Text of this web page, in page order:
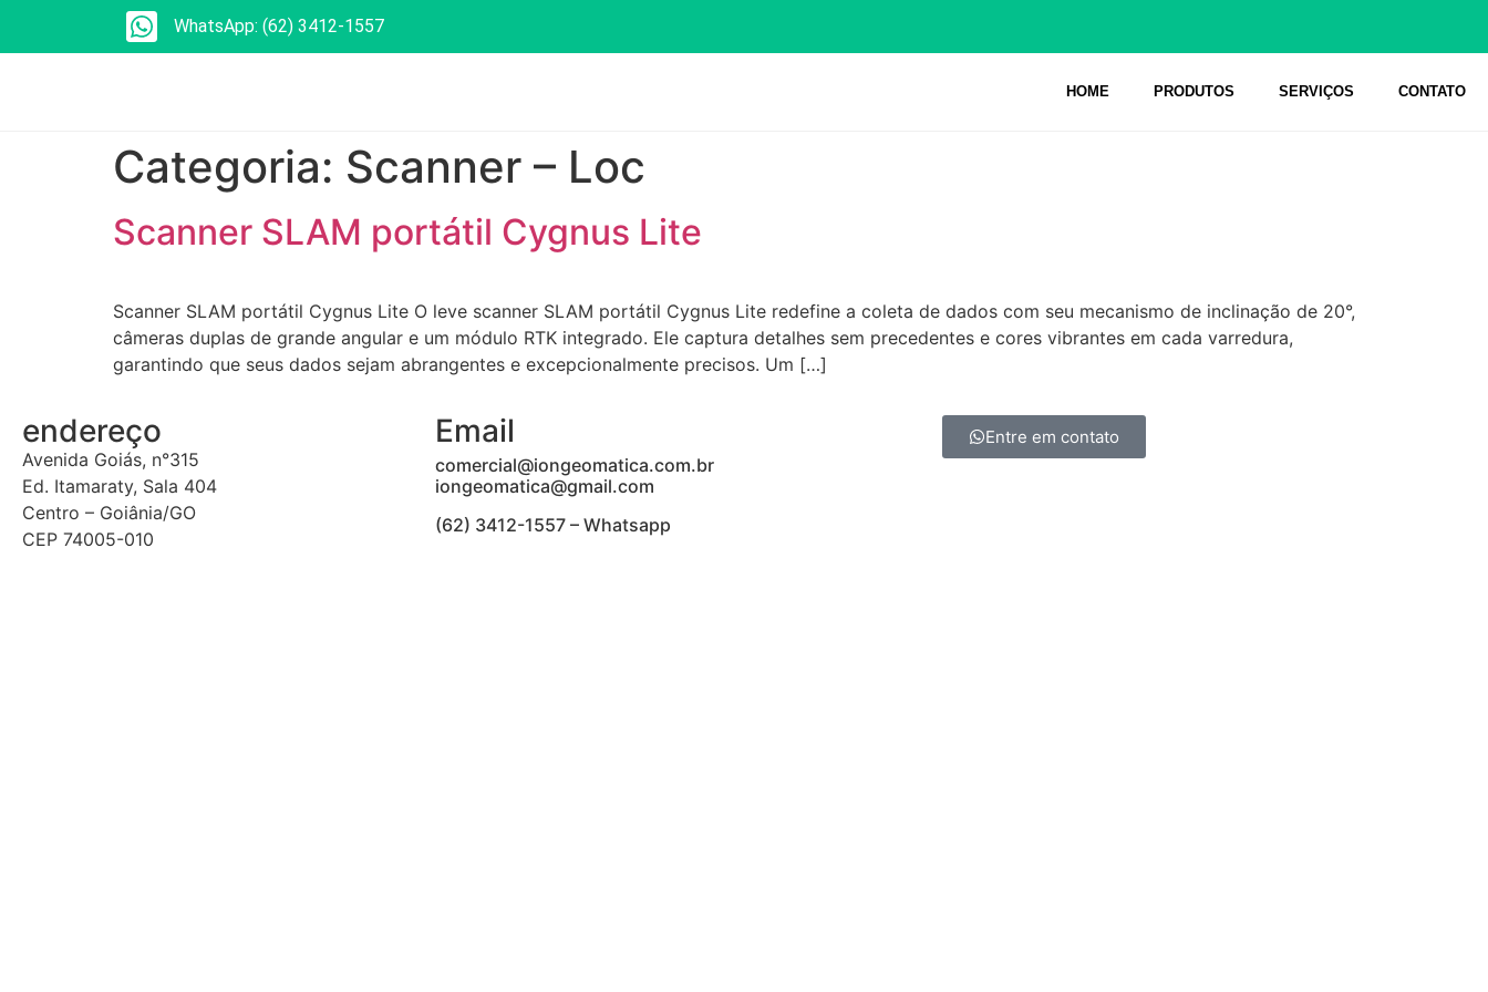
WhatsApp: (62) 3412-1557
HOME PRODUTOS SERVIÇOS CONTATO
Categoria: Scanner – Loc
Scanner SLAM portátil Cygnus Lite
Scanner SLAM portátil Cygnus Lite O leve scanner SLAM portátil Cygnus Lite redefine a coleta de dados com seu mecanismo de inclinação de 20°,
câmeras duplas de grande angular e um módulo RTK integrado. Ele captura detalhes sem precedentes e cores vibrantes em cada varredura,
garantindo que seus dados sejam abrangentes e excepcionalmente precisos. Um […]
endereço
Avenida Goiás, n°315
Ed. Itamaraty, Sala 404
Centro – Goiânia/GO
CEP 74005-010
Email
comercial@iongeomatica.com.br
iongeomatica@gmail.com
(62) 3412-1557 – Whatsapp
Entre em contato